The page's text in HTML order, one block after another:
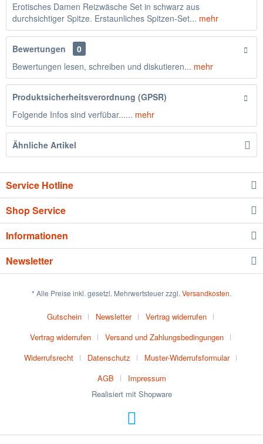
Erotisches Damen Reizwäsche Set in schwarz aus
durchsichtiger Spitze. Erstaunliches Spitzen-Set... mehr
Bewertungen
0
Bewertungen lesen, schreiben und diskutieren... mehr
Produktsicherheitsverordnung (GPSR)
Folgende Infos sind verfübar...... mehr
Ähnliche Artikel
Service Hotline
Shop Service
Informationen
Newsletter
* Alle Preise inkl. gesetzl. Mehrwertsteuer zzgl. Versandkosten.
Gutschein Newsletter
Vertrag widerrufen
Vertrag widerrufen
Versand und Zahlungsbedingungen
Widerrufsrecht
Datenschutz
Muster-Widerrufsformular
AGB
Impressum
Realisiert mit Shopware